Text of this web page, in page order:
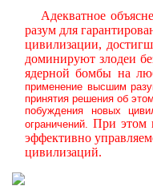
Адекватное
разум для
цивилизации,
доминируют злодеи
ядерной бомбы на
применение высшим
принятия решения об
побуждения новых
ограничений. При этом
эффективно
цивилизаций.